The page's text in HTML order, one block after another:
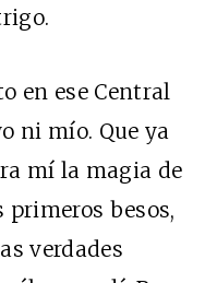
en ese Central
ni mío. Que ya
mí la magia de
besos,
verdades